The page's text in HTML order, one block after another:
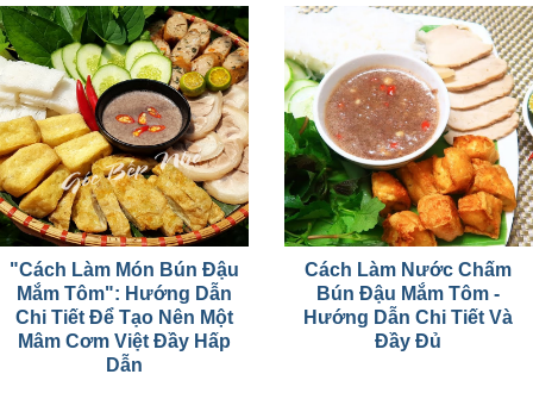
"Cách Làm Món Bún Đậu
Mắm Tôm": Hướng Dẫn
Chi Tiết Để Tạo Nên Một
Mâm Cơm Việt Đầy Hấp
Dẫn
Cách Làm Nước Chấm
Bún Đậu Mắm Tôm -
Hướng Dẫn Chi Tiết Và
Đầy Đủ